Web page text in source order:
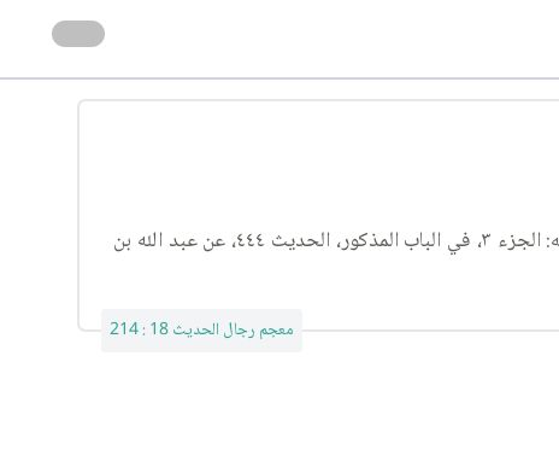
قال الأردبيلي في جامعه: «في الفقيه في باب المعايش والمكاسب، روى عن أبي جعفر ع»، ولكنه سهو، فإن المذكور في الفقيه: الجزء ٣، في الباب المذكور، الحديث ٤٤٤، عن عبد الله بن
معجم رجال الحديث 18 : 214